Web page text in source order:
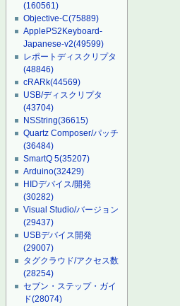
(160561)
Objective-C(75889)
ApplePS2Keyboard-
Japanese-v2(49599)
レポートディスクリプタ
(48846)
cRARk(44569)
USB/ディスクリプタ
(43704)
NSString(36615)
Quartz Composer/パッチ
(36484)
SmartQ 5(35207)
Arduino(32429)
HIDデバイス/開発
(30282)
Visual Studio/バージョン
(29437)
USBデバイス開発
(29007)
タグクラウド/アクセス数
(28254)
セブン・ステップ・ガイ
ド(28074)